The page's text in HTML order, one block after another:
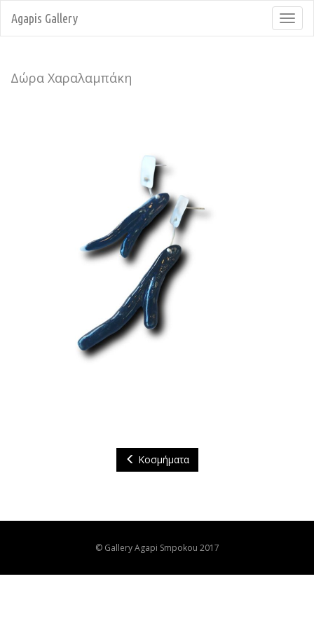
Agapis Gallery
Δώρα Χαραλαμπάκη
Κοσμήματα
© Gallery Agapi Smpokou 2017